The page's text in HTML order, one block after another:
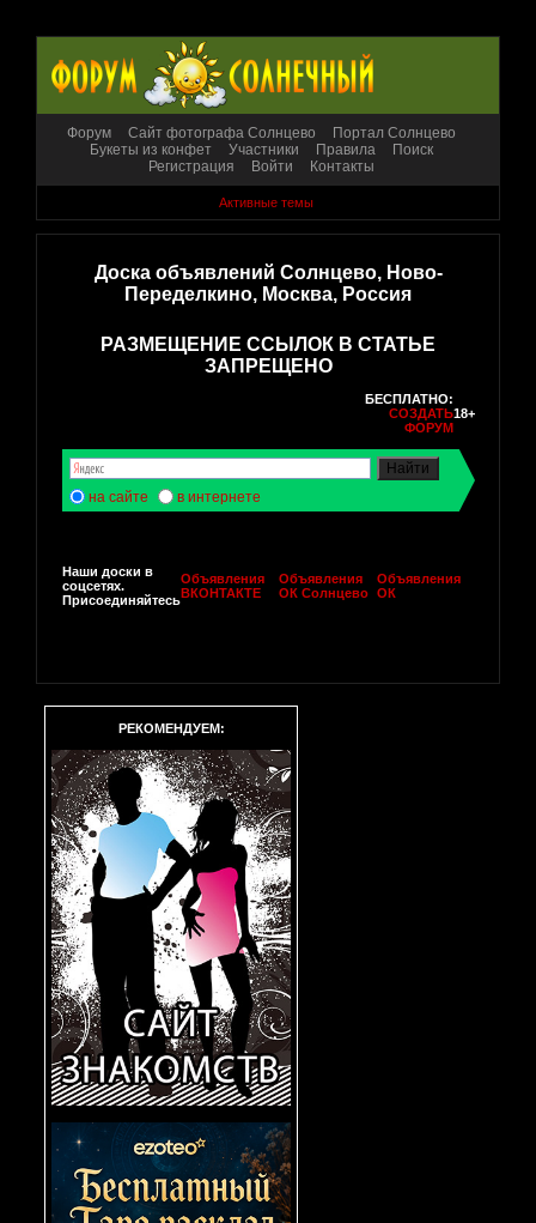
Форум Сайт фотографа Солнцево
Портал Солнцево
Букеты из конфет
Участники Правила
Поиск
Регистрация
Войти Контакты
Активные темы
Доска объявлений Солнцево, Ново-
Переделкино, Москва, Россия
РАЗМЕЩЕНИЕ ССЫЛОК В СТАТЬЕ
ЗАПРЕЩЕНО
БЕСПЛАТНО:
СОЗДАТЬ
ФОРУМ
18+
на сайте в интернете
Наши доски в
соцсетях.
Присоединяйтесь
Объявления
ВКОНТАКТЕ
Объявления
ОК Солнцево
Объявления
ОК
РЕКОМЕНДУЕМ: